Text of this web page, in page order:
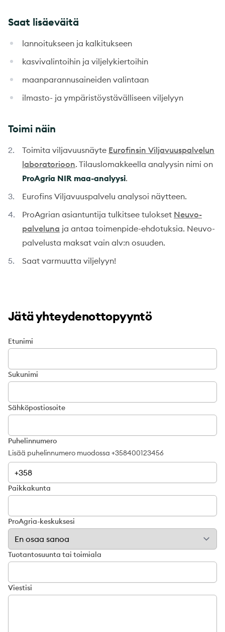
Saat lisäeväitä
lannoitukseen ja kalkitukseen
kasvivalintoihin ja viljelykiertoihin
maanparannusaineiden valintaan
ilmasto- ja ympäristöystävälliseen viljelyyn
Toimi näin
Toimita viljavuusnäyte Eurofinsin Viljavuuspalvelun
laboratorioon. Tilauslomakkeella analyysin nimi on
ProAgria NIR maa-analyysi.
Eurofins Viljavuuspalvelu analysoi näytteen.
ProAgrian asiantuntija tulkitsee tulokset Neuvo-
palveluna ja antaa toimenpide-ehdotuksia. Neuvo-
palvelusta maksat vain alv:n osuuden.
Saat varmuutta viljelyyn!
Jätä yhteydenottopyyntö
Etunimi
Sukunimi
Sähköpostiosoite
Puhelinnumero
Lisää puhelinnumero muodossa +358400123456
Paikkakunta
ProAgria-keskuksesi
Tuotantosuunta tai toimiala
Viestisi